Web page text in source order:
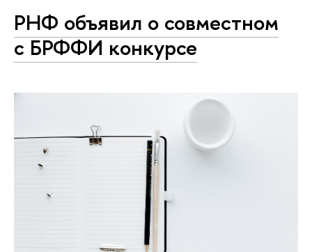
РНФ объявил о совместном
с БРФФИ конкурсе